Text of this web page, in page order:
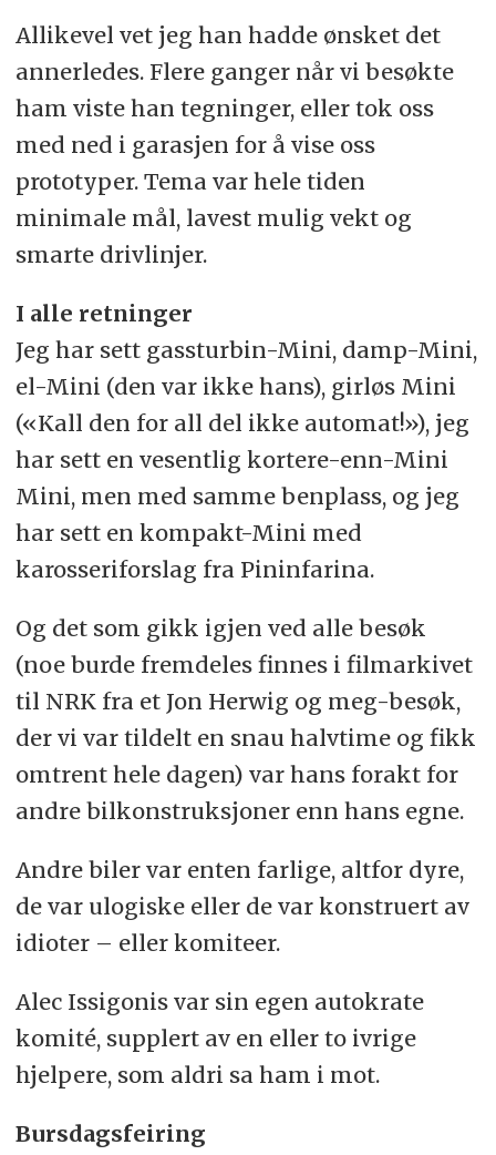
Allikevel vet jeg han hadde ønsket det
annerledes. Flere ganger når vi besøkte
ham viste han tegninger, eller tok oss
med ned i garasjen for å vise oss
prototyper. Tema var hele tiden
minimale mål, lavest mulig vekt og
smarte drivlinjer.
I alle retninger
Jeg har sett gassturbin-Mini, damp-Mini,
el-Mini (den var ikke hans), girløs Mini
(«Kall den for all del ikke automat!»), jeg
har sett en vesentlig kortere-enn-Mini
Mini, men med samme benplass, og jeg
har sett en kompakt-Mini med
karosseriforslag fra Pininfarina.
Og det som gikk igjen ved alle besøk
(noe burde fremdeles finnes i filmarkivet
til NRK fra et Jon Herwig og meg-besøk,
der vi var tildelt en snau halvtime og fikk
omtrent hele dagen) var hans forakt for
andre bilkonstruksjoner enn hans egne.
Andre biler var enten farlige, altfor dyre,
de var ulogiske eller de var konstruert av
idioter – eller komiteer.
Alec Issigonis var sin egen autokrate
komité, supplert av en eller to ivrige
hjelpere, som aldri sa ham i mot.
Bursdagsfeiring